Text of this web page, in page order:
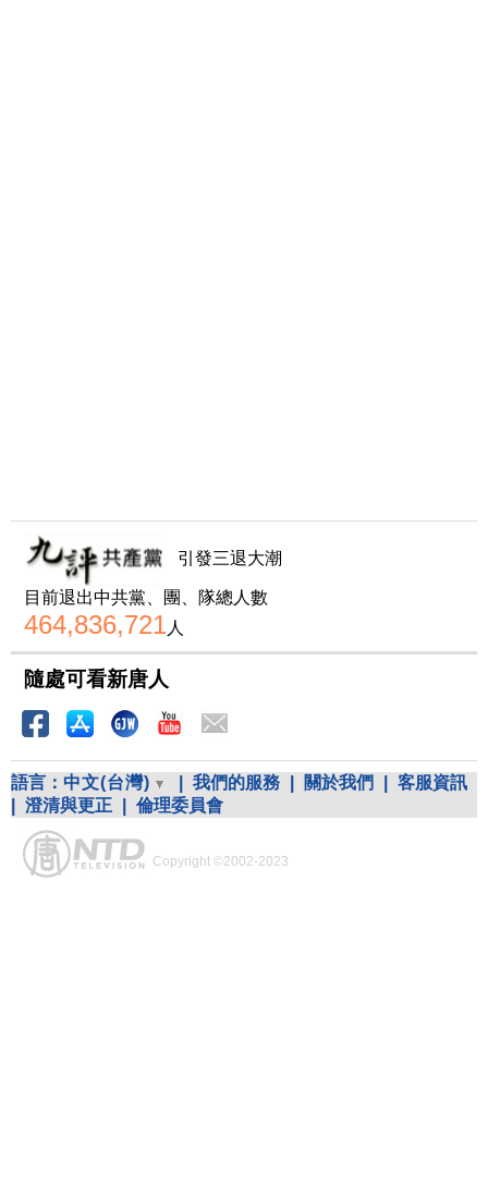
引發三退大潮
目前退出中共黨、團、隊總人數
464,836,721人
隨處可看新唐人
語言： 中文(台灣) 我們的服務 關於我們
客服資訊
澄清與更正 倫理委員會
Copyright ©2002-2023